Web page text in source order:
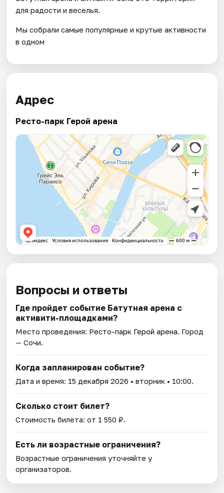
для радости и веселья.
Мы собрали самые популярные и крутые активности
в одном
Адрес
Ресто-парк Герой арена
Вопросы и ответы
Где пройдет событие Батутная арена с
активити-площадками?
Место проведения: Ресто-парк Герой арена. Город
— Сочи.
Когда запланирован событие?
Дата и время: 15 декабря 2026 • вторник • 10:00.
Сколько стоит билет?
Стоимость билета: от 1 550 ₽.
Есть ли возрастные ограничения?
Возрастные ограничения уточняйте у
организаторов.